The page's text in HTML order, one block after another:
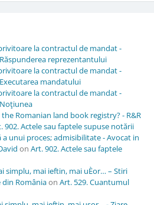
la contractul de mandat -
reprezentantului
la contractul de mandat -
mandatului
la contractul de mandat -
Romanian land book registry? - R&R
902. Actele sau faptele supuse notării
unui proces; admisibilitate - Avocat in
on Art. 902. Actele sau faptele
simplu, mai ieftin, mai uÈor… – Stiri
din Româniaon Art. 529. Cuantumul